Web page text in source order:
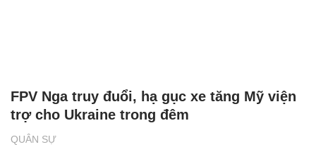
QUÂN SỰ
FPV Nga truy đuổi, hạ gục xe tăng Mỹ viện
trợ cho Ukraine trong đêm